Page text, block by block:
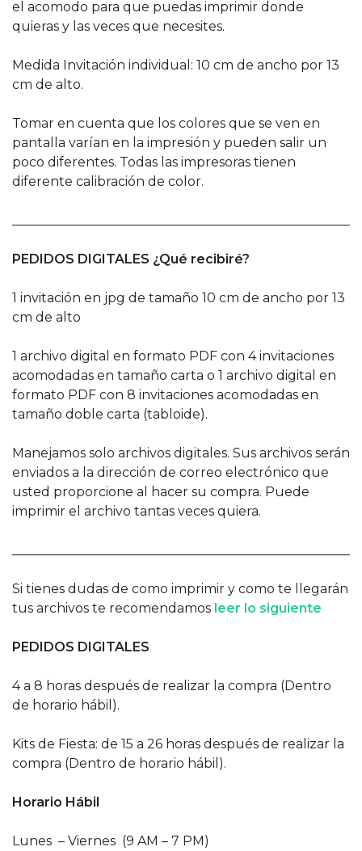
el acomodo para que puedas imprimir donde
quieras y las veces que necesites.
Medida Invitación individual: 10 cm de ancho por 13
cm de alto.
Tomar en cuenta que los colores que se ven en
pantalla varían en la impresión y pueden salir un
poco diferentes. Todas las impresoras tienen
diferente calibración de color.
PEDIDOS DIGITALES ¿Qué recibiré?
1 invitación en jpg de tamaño 10 cm de ancho por 13
cm de alto
1 archivo digital en formato PDF con 4 invitaciones
acomodadas en tamaño carta o 1 archivo digital en
formato PDF con 8 invitaciones acomodadas en
tamaño doble carta (tabloide).
Manejamos solo archivos digitales. Sus archivos serán
enviados a la dirección de correo electrónico que
usted proporcione al hacer su compra. Puede
imprimir el archivo tantas veces quiera.
Si tienes dudas de como imprimir y como te llegarán
tus archivos te recomendamos leer lo siguiente
PEDIDOS DIGITALES
4 a 8 horas después de realizar la compra (Dentro
de horario hábil).
Kits de Fiesta: de 15 a 26 horas después de realizar la
compra (Dentro de horario hábil).
Horario Hábil
Lunes – Viernes (9 AM – 7 PM)